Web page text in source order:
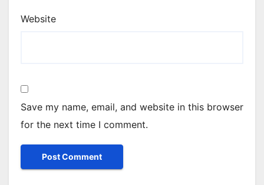
Website
Save my name, email, and website in this browser
for the next time I comment.